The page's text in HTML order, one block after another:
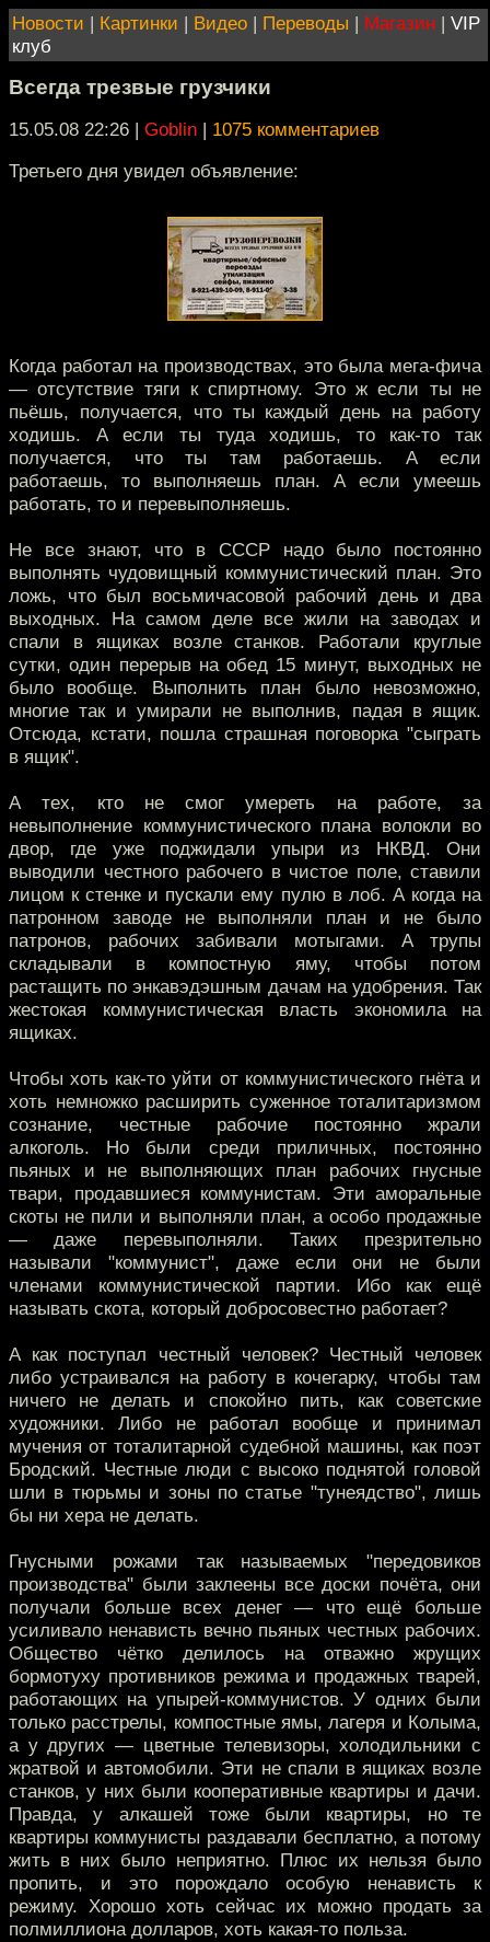
Новости | Картинки | Видео | Переводы | Магазин | VIP
клуб
Всегда трезвые грузчики
15.05.08 22:26 | Goblin | 1075 комментариев
Третьего дня увидел объявление:
Когда работал на производствах, это была мега-фича
— отсутствие тяги к спиртному. Это ж если ты не
пьёшь, получается, что ты каждый день на работу
ходишь. А если ты туда ходишь, то как-то так
получается, что ты там работаешь. А если
работаешь, то выполняешь план. А если умеешь
работать, то и перевыполняешь.
Не все знают, что в СССР надо было постоянно
выполнять чудовищный коммунистический план. Это
ложь, что был восьмичасовой рабочий день и два
выходных. На самом деле все жили на заводах и
спали в ящиках возле станков. Работали круглые
сутки, один перерыв на обед 15 минут, выходных не
было вообще. Выполнить план было невозможно,
многие так и умирали не выполнив, падая в ящик.
Отсюда, кстати, пошла страшная поговорка "сыграть
в ящик".
А тех, кто не смог умереть на работе, за
невыполнение коммунистического плана волокли во
двор, где уже поджидали упыри из НКВД. Они
выводили честного рабочего в чистое поле, ставили
лицом к стенке и пускали ему пулю в лоб. А когда на
патронном заводе не выполняли план и не было
патронов, рабочих забивали мотыгами. А трупы
складывали в компостную яму, чтобы потом
растащить по энкавэдэшным дачам на удобрения. Так
жестокая коммунистическая власть экономила на
ящиках.
Чтобы хоть как-то уйти от коммунистического гнёта и
хоть немножко расширить суженное тоталитаризмом
сознание, честные рабочие постоянно жрали
алкоголь. Но были среди приличных, постоянно
пьяных и не выполняющих план рабочих гнусные
твари, продавшиеся коммунистам. Эти аморальные
скоты не пили и выполняли план, а особо продажные
— даже перевыполняли. Таких презрительно
называли "коммунист", даже если они не были
членами коммунистической партии. Ибо как ещё
называть скота, который добросовестно работает?
А как поступал честный человек? Честный человек
либо устраивался на работу в кочегарку, чтобы там
ничего не делать и спокойно пить, как советские
художники. Либо не работал вообще и принимал
мучения от тоталитарной судебной машины, как поэт
Бродский. Честные люди с высоко поднятой головой
шли в тюрьмы и зоны по статье "тунеядство", лишь
бы ни хера не делать.
Гнусными рожами так называемых "передовиков
производства" были заклеены все доски почёта, они
получали больше всех денег — что ещё больше
усиливало ненависть вечно пьяных честных рабочих.
Общество чётко делилось на отважно жрущих
бормотуху противников режима и продажных тварей,
работающих на упырей-коммунистов. У одних были
только расстрелы, компостные ямы, лагеря и Колыма,
а у других — цветные телевизоры, холодильники с
жратвой и автомобили. Эти не спали в ящиках возле
станков, у них были кооперативные квартиры и дачи.
Правда, у алкашей тоже были квартиры, но те
квартиры коммунисты раздавали бесплатно, а потому
жить в них было неприятно. Плюс их нельзя было
пропить, и это порождало особую ненависть к
режиму. Хорошо хоть сейчас их можно продать за
полмиллиона долларов, хоть какая-то польза.